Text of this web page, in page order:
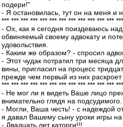
подери!"
- Я остановилась, тут он на меня и
*** *** *** *** *** *** *** *** *** *** *** ***
- Ох, как я сегодня поиздеваюсь
обвиняемый своему адвокату и
удовольствия.
- Каким же образом? - спросил
- Этот чудак потратил три месяца
вины, пригласил на процесс
прежде чем первый из них
*** *** *** *** *** *** *** *** *** *** *** ***
- Не мог ли я видеть Ваше лицо
внимательно глядя на подсудимого.
- Могли, Ваша честь! - с надеждой
я давал Вашему сыну уроки игры на
- Двадцать лет каторги!!!